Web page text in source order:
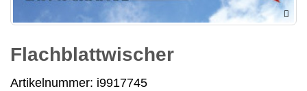
Flachblattwischer
Artikelnummer: i9917745